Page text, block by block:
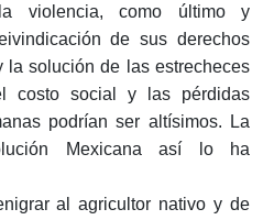
violencia, como último y
de sus derechos
la solución de las estrecheces
costo social y las pérdidas
podrían ser altísimos. La
Mexicana así lo ha
al agricultor nativo y de